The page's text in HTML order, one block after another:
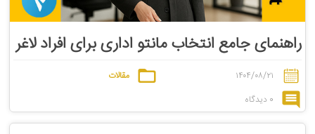
راهنمای جامع انتخاب مانتو اداری برای افراد لاغر
۱۴۰۴/۰۸/۲۱
مقالات
0 دیدگاه